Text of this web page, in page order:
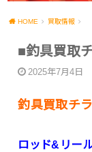
HOME 買取情報
■‎釣具買取
2025年7月4日
釣具買取チ
ロッド&リー